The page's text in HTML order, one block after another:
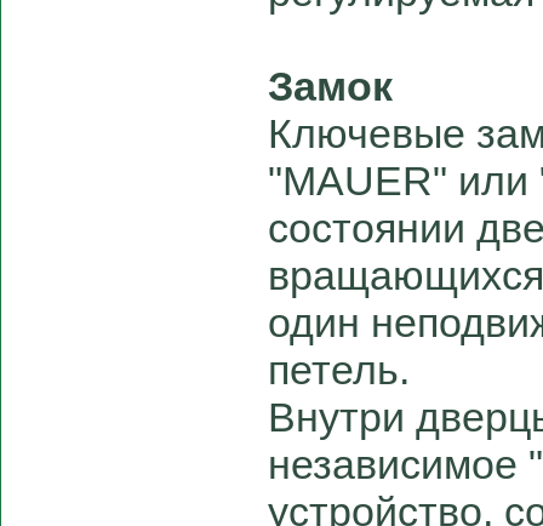
Замок
Ключевые
"MAUER"
состоянии
вращающихся
один
петель.
Внутри
независимое
устройство,